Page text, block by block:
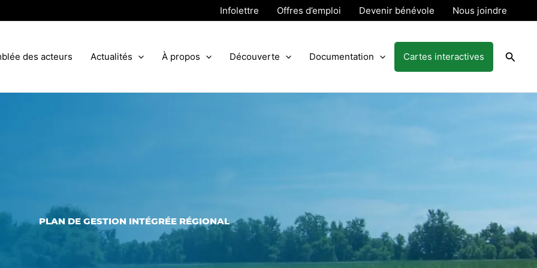
Infolettre Offres d’emploi Devenir bénévole Nous joindre
des acteurs Actualités À propos Découverte Documentation Cartes interactives
PLAN DE GESTION INTÉGRÉE RÉGIONAL